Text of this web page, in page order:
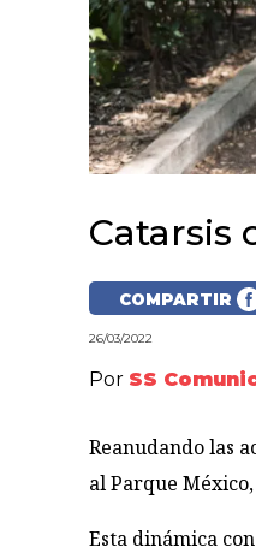
Catarsis
COMPARTIR
26/03/2022
Por SS
Reanudando las
al Parque
Esta dinámica